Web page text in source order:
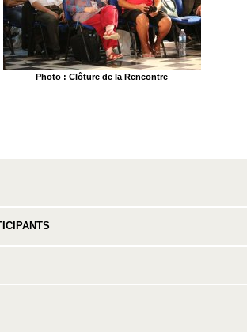
Photo : Clôture de la Rencontre